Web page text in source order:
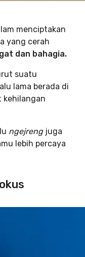
menciptakan
yang cerah
dan bahagia.
suatu
lama berada di
kehilangan
ngejrengjuga
lebih percaya